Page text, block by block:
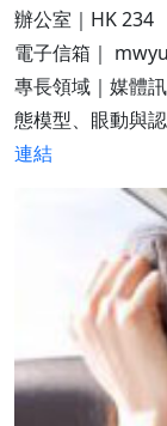
辦公室｜HK 234
電子信箱｜
專長領域｜媒體
態模型、眼動與
連結